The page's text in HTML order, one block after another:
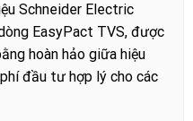
Schneider Electric
EasyPact TVS, được
hoàn hảo giữa hiệu
đầu tư hợp lý cho các